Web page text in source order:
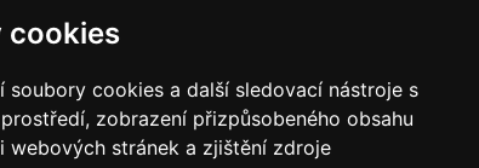
cookies
cookies a další sledovací nástroje s
zobrazení přizpůsobeného obsahu
webových stránek a zjištění zdroje
informací
podatelna:
gov cz